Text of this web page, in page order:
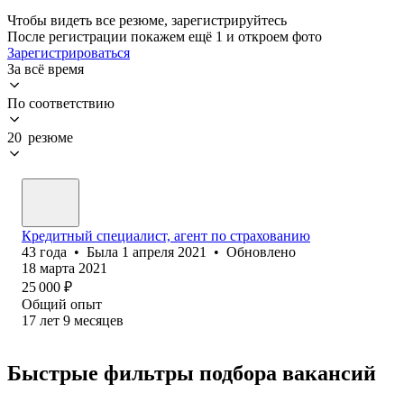
Чтобы видеть все резюме, зарегистрируйтесь
После регистрации покажем ещё 1 и откроем фото
Зарегистрироваться
За всё время
По соответствию
20 резюме
Кредитный специалист, агент по страхованию
43 года • Была 1 апреля 2021 • Обновлено
18 марта 2021
25 000 ₽
Общий опыт
17 лет 9 месяцев
Быстрые фильтры подбора вакансий